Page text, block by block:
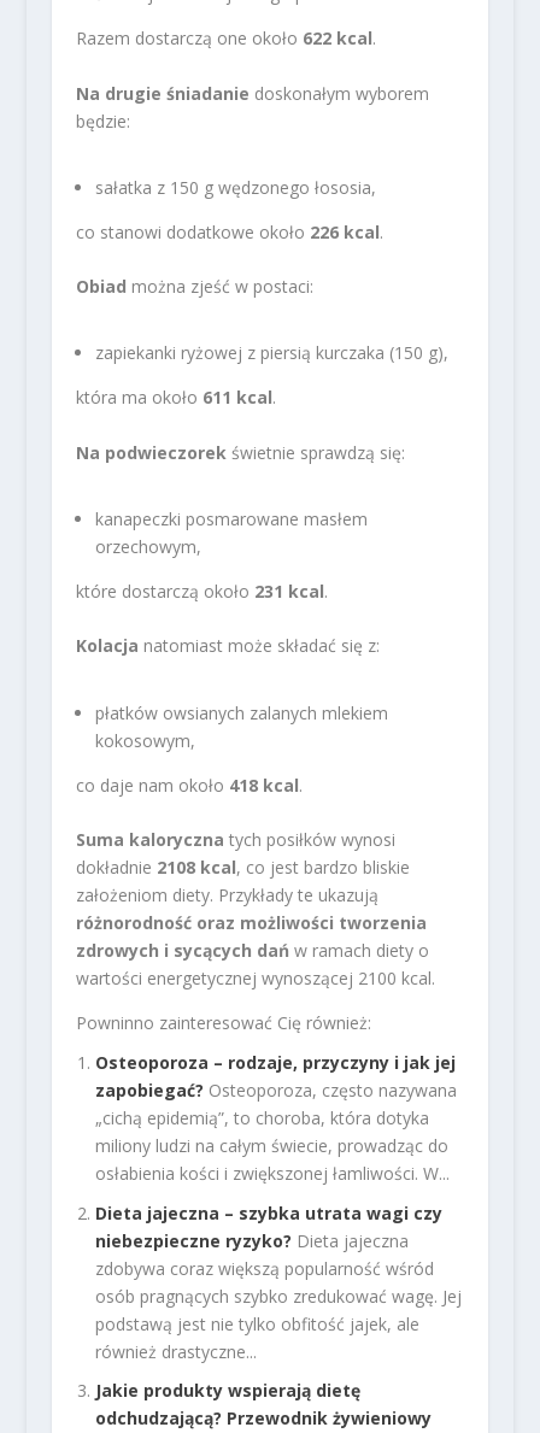
Razem dostarczą one około 622 kcal.
Na drugie śniadanie doskonałym wyborem
będzie:
sałatka z 150 g wędzonego łososia,
co stanowi dodatkowe około 226 kcal.
Obiad można zjeść w postaci:
zapiekanki ryżowej z piersią kurczaka (150 g),
która ma około 611 kcal.
Na podwieczorek świetnie sprawdzą się:
kanapeczki posmarowane masłem
orzechowym,
które dostarczą około 231 kcal.
Kolacja natomiast może składać się z:
płatków owsianych zalanych mlekiem
kokosowym,
co daje nam około 418 kcal.
Suma kaloryczna tych posiłków wynosi
dokładnie 2108 kcal, co jest bardzo bliskie
założeniom diety. Przykłady te ukazują
różnorodność oraz możliwości tworzenia
zdrowych i sycących dań w ramach diety o
wartości energetycznej wynoszącej 2100 kcal.
Powninno zainteresować Cię również:
Osteoporoza – rodzaje, przyczyny i jak jej
zapobiegać? Osteoporoza, często nazywana
„cichą epidemią”, to choroba, która dotyka
miliony ludzi na całym świecie, prowadząc do
osłabienia kości i zwiększonej łamliwości. W...
Dieta jajeczna – szybka utrata wagi czy
niebezpieczne ryzyko? Dieta jajeczna
zdobywa coraz większą popularność wśród
osób pragnących szybko zredukować wagę. Jej
podstawą jest nie tylko obfitość jajek, ale
również drastyczne...
Jakie produkty wspierają dietę
odchudzającą? Przewodnik żywieniowy